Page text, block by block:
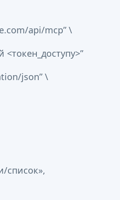
api/mcp” \
<токен_доступу>”
json” \
список»,